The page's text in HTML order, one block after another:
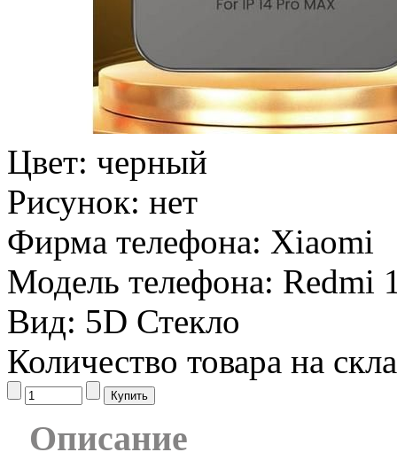
Цвет: черный
Рисунок: нет
Фирма телефона: Xiaomi
Модель телефона: Redmi
Вид: 5D Стекло
Количество товара на
Описание